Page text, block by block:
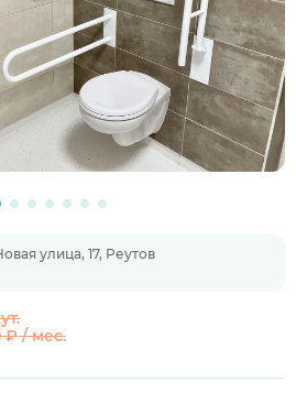
улица, 17, Реутов
₽ / мес.